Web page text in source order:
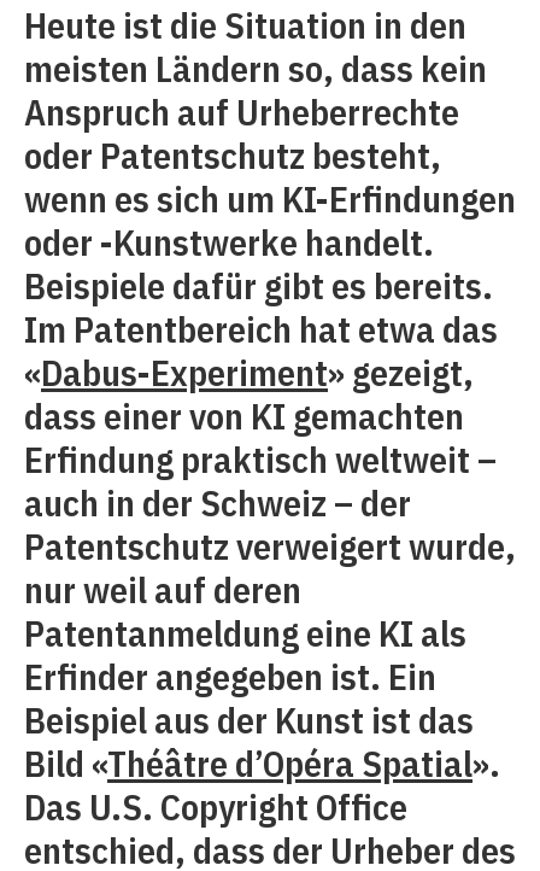
Heute ist die Situation in den
meisten Ländern so, dass kein
Anspruch auf Urheberrechte
oder Patentschutz besteht,
wenn es sich um KI-Erfindungen
oder -Kunstwerke handelt.
Beispiele dafür gibt es bereits.
Im Patentbereich hat etwa das
«Dabus-Experiment» gezeigt,
dass einer von KI gemachten
Erfindung praktisch weltweit –
auch in der Schweiz – der
Patentschutz verweigert wurde,
nur weil auf deren
Patentanmeldung eine KI als
Erfinder angegeben ist. Ein
Beispiel aus der Kunst ist das
Bild «Théâtre d’Opéra Spatial».
Das U.S. Copyright Office
entschied, dass der Urheber des